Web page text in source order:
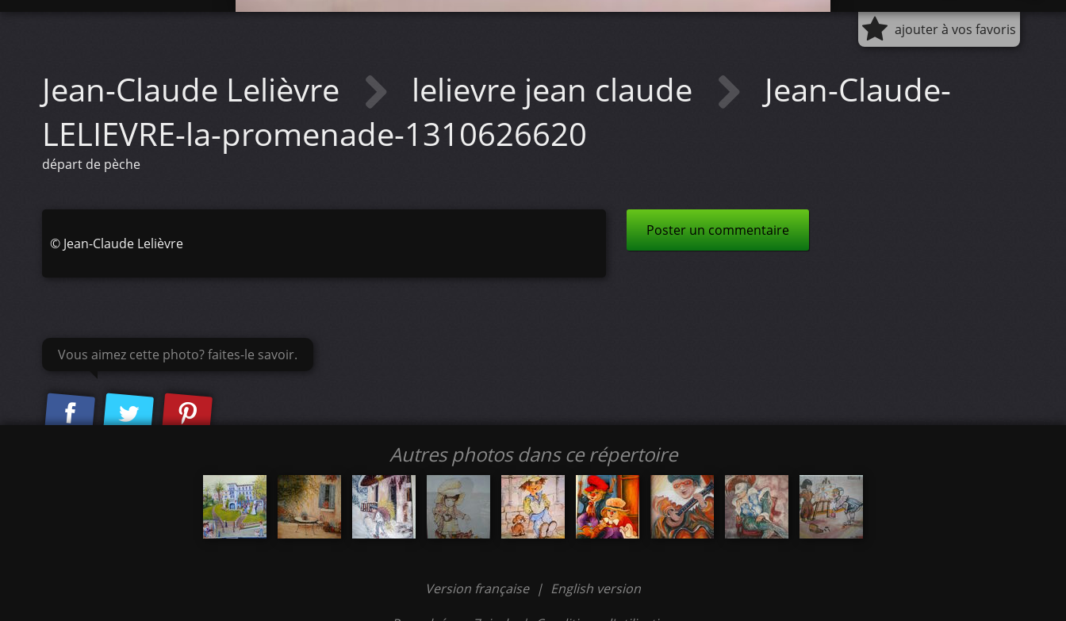
ajouter à vos favoris
Jean-Claude Lelièvre lelievre jean claude
Jean-Claude-
LELIEVRE-la-promenade-1310626620
départ de pèche
© Jean-Claude Lelièvre
Poster un commentaire
Vous aimez cette photo? faites-le savoir.
Autres photos dans ce répertoire
Version française | English version